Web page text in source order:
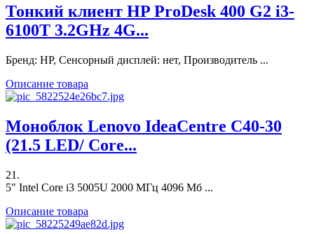
Тонкий клиент HP ProDesk 400 G2 i3-
6100T 3.2GHz 4G...
Бренд: HP, Сенсорный дисплей: нет, Производитель ...
Описание товара
Моноблок Lenovo IdeaCentre C40-30
(21.5 LED/ Core...
21.
5" Intel Core i3 5005U 2000 МГц 4096 Мб ...
Описание товара